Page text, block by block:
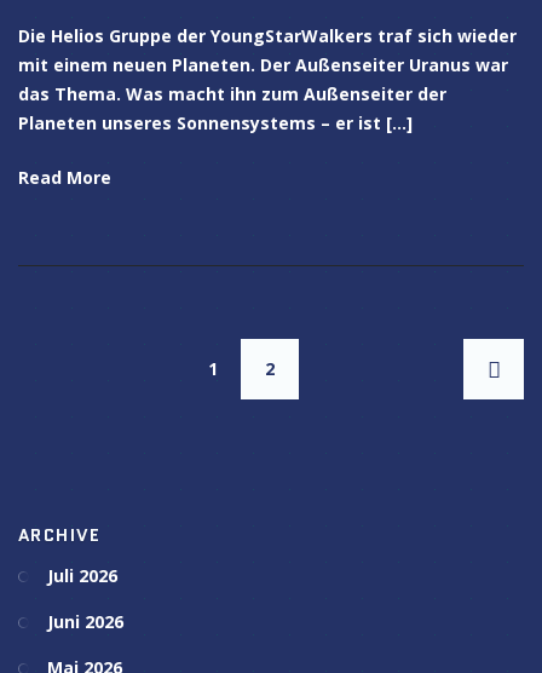
Die Helios Gruppe der YoungStarWalkers traf sich wieder
mit einem neuen Planeten. Der Außenseiter Uranus war
das Thema. Was macht ihn zum Außenseiter der
Planeten unseres Sonnensystems – er ist […]
Read More
1 2
ARCHIVE
Juli 2026
Juni 2026
Mai 2026